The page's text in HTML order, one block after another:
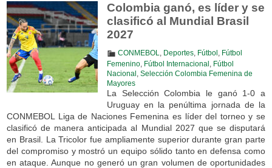
Colombia ganó, es líder y se
clasificó al Mundial Brasil
2027
CONMEBOL Deportes, Fútbol
Fútbol
Femenino, Fútbol Internacional
Fútbol
Nacional
Selección Colombia Femenina de
Mayores
La Selección Colombia le ganó 1-0 a
Uruguay en la penúltima jornada de la
CONMEBOL Liga de Naciones Femenina es líder del torneo y se
clasificó de manera anticipada al Mundial 2027 que se disputará
en Brasil. La Tricolor fue ampliamente superior durante gran parte
del compromiso y mostró un equipo sólido tanto en defensa como
en ataque. Aunque no generó un gran volumen de oportunidades